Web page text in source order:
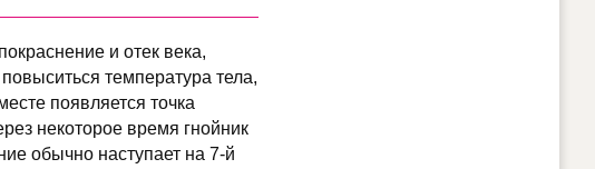
и отек века,
температура тела,
появляется точка
некоторое время гнойник
обычно наступает на 7-й